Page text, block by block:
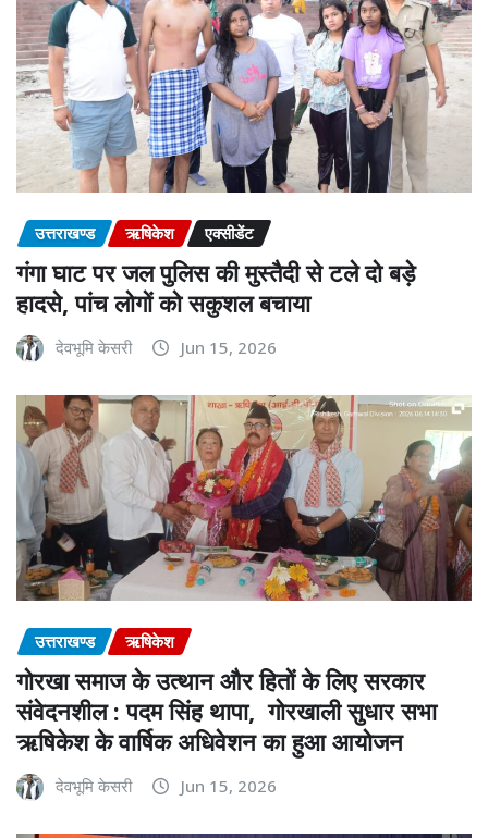
उत्तराखण्ड ऋषिकेश एक्सीडेंट
गंगा घाट पर जल पुलिस की मुस्तैदी से टले दो बड़े
हादसे, पांच लोगों को सकुशल बचाया
देवभूमि केसरी Jun 15, 2026
उत्तराखण्ड ऋषिकेश
गोरखा समाज के उत्थान और हितों के लिए सरकार
संवेदनशील : पदम सिंह थापा, गोरखाली सुधार सभा
ऋषिकेश के वार्षिक अधिवेशन का हुआ आयोजन
देवभूमि केसरी Jun 15, 2026